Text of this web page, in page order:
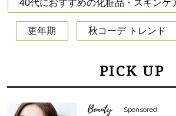
更年期 秋コーデ トレンド
PICK UP
Beauty Sponsored